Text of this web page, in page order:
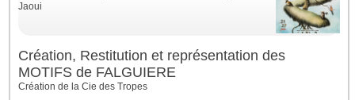
Jaoui
Création, Restitution et représentation des
MOTIFS de FALGUIERE
Création de la Cie des Tropes